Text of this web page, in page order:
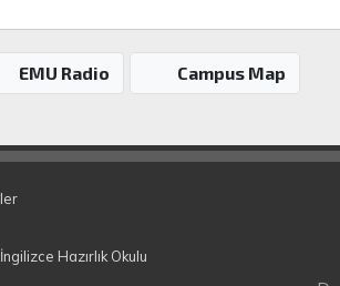
EMU Radio Campus Map
Hazırlık Okulu